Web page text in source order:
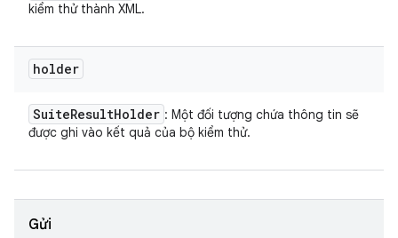
kiểm thử thành XML.
holder
SuiteResultHolder : Một đối tượng chứa thông tin sẽ
được ghi vào kết quả của bộ kiểm thử.
Gửi